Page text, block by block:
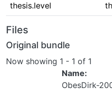
thesis.level
Files
Original bundle
Now showing 1 - 1 of 1
Name:
ObesDirk-